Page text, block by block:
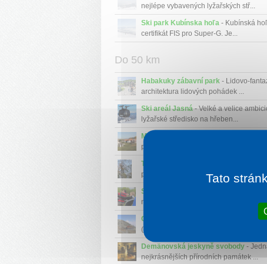
nejlépe vybavených lyžařských stř...
Ski park Kubínska hoľa - Kubínská
certifikát FIS pro Super-G. Je...
Do 50 km
Habakuky zábavní park - Lidovo-
architektura lidových pohádek ...
Ski areál Jasná- Velké a velice
lyžařské středisko na hřeben...
Muzeum slovenské dědiny
přírodě představuje lidové stavitelst...
Tarzánie - Jasná
překážkovou lezeckou lanovou dráh...
Sportovní areál XSPORT
největším nejen na Liptově ale ta...
Chopok
- Třetí nejvyšší hora Nízkých
(2023,6 m) nabízí nádherný výhl...
Demänovská jeskyně svobody -
nejkrásnějších přírodních památek ...
Tato